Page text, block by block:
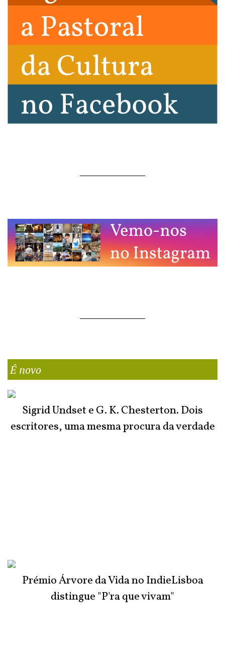
É novo
Sigrid Undset e G. K. Chesterton. Dois
escritores, uma mesma procura da verdade
Prémio Árvore da Vida no IndieLisboa
distingue "P'ra que vivam"